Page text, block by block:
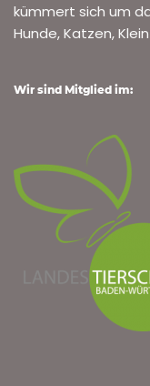
kümmert sich um
Hunde, Katzen,
Wir sind Mitglied im: